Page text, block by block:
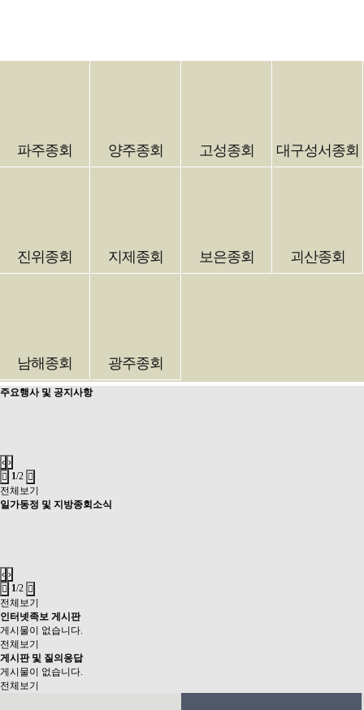
파주종회 양주종회 고성종회 대구성서종회
진위종회 지제종회 보은종회 괴산종회
남해종회 광주종회
주요행사 및 공지사항
‹ ›
1/2
전체보기
일가동정 및 지방종회소식
‹ ›
1/2
전체보기
인터넷족보 게시판
게시물이 없습니다.
전체보기
게시판 및 질의응답
게시물이 없습니다.
전체보기